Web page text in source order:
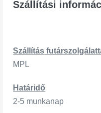
Szállítási
Szállítás futárszo
MPL
Határidő
2-5 munkanap